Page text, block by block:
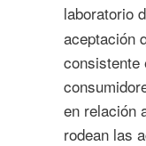
laboratorio
aceptación
consistente
en relación
rodean las